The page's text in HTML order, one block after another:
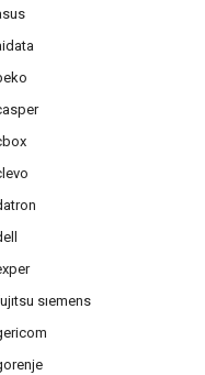
siemens